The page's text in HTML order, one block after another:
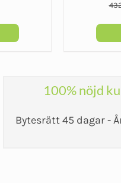
100% nöjd
Bytesrätt 45 dagar -